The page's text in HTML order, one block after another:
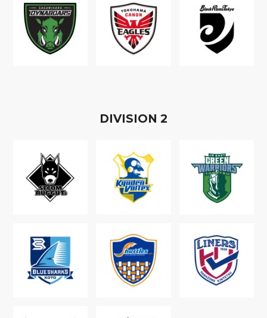
DIVISION 2